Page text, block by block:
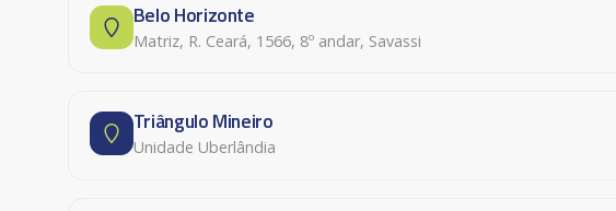
Belo Horizonte
Matriz, R. Ceará, 1566, 8º andar, Savassi
Triângulo Mineiro
Unidade Uberlândia